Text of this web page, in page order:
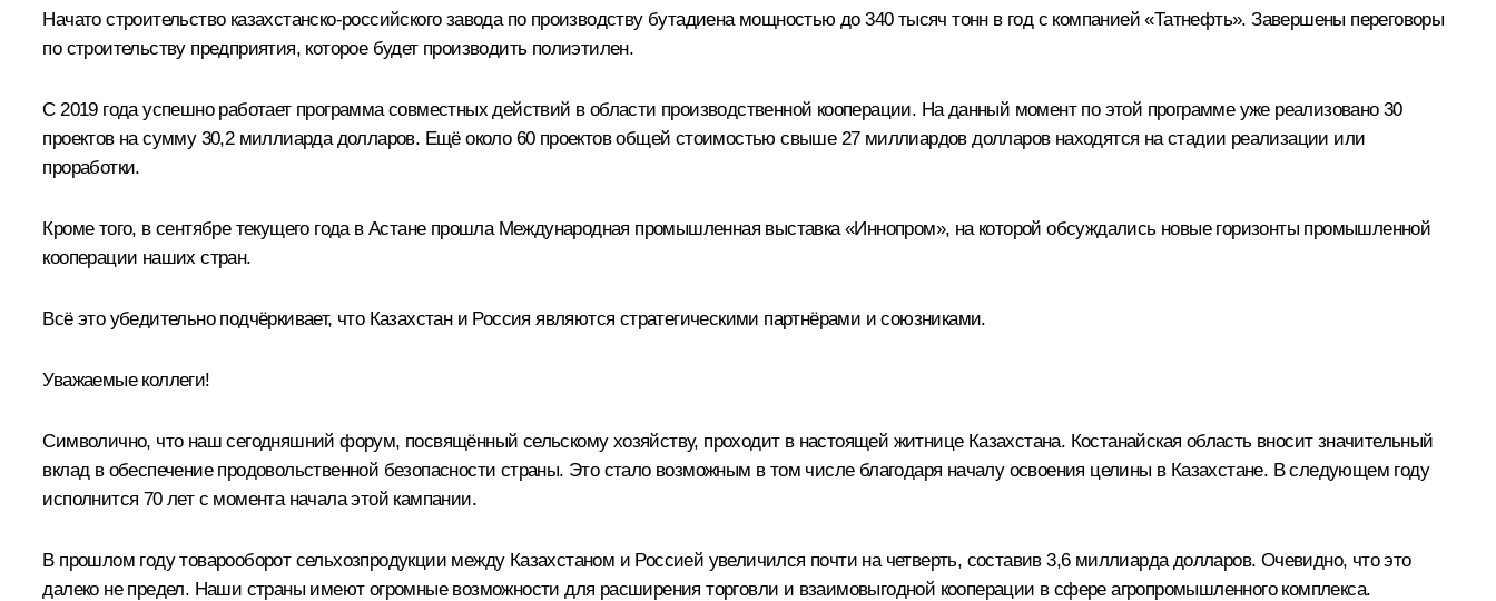
Начато строительство казахстанско-российского завода по производству бутадиена мощностью до 340 тысяч тонн в год с компанией «Татнефть». Завершены переговоры
по строительству предприятия, которое будет производить полиэтилен.
С 2019 года успешно работает программа совместных действий в области производственной кооперации. На данный момент по этой программе уже реализовано 30
проектов на сумму 30,2 миллиарда долларов. Ещё около 60 проектов общей стоимостью свыше 27 миллиардов долларов находятся на стадии реализации или
проработки.
Кроме того, в сентябре текущего года в Астане прошла Международная промышленная выставка «Иннопром», на которой обсуждались новые горизонты промышленной
кооперации наших стран.
Всё это убедительно подчёркивает, что Казахстан и Россия являются стратегическими партнёрами и союзниками.
Уважаемые коллеги!
Символично, что наш сегодняшний форум, посвящённый сельскому хозяйству, проходит в настоящей житнице Казахстана. Костанайская область вносит значительный
вклад в обеспечение продовольственной безопасности страны. Это стало возможным в том числе благодаря началу освоения целины в Казахстане. В следующем году
исполнится 70 лет с момента начала этой кампании.
В прошлом году товарооборот сельхозпродукции между Казахстаном и Россией увеличился почти на четверть, составив 3,6 миллиарда долларов. Очевидно, что это
далеко не предел. Наши страны имеют огромные возможности для расширения торговли и взаимовыгодной кооперации в сфере агропромышленного комплекса.